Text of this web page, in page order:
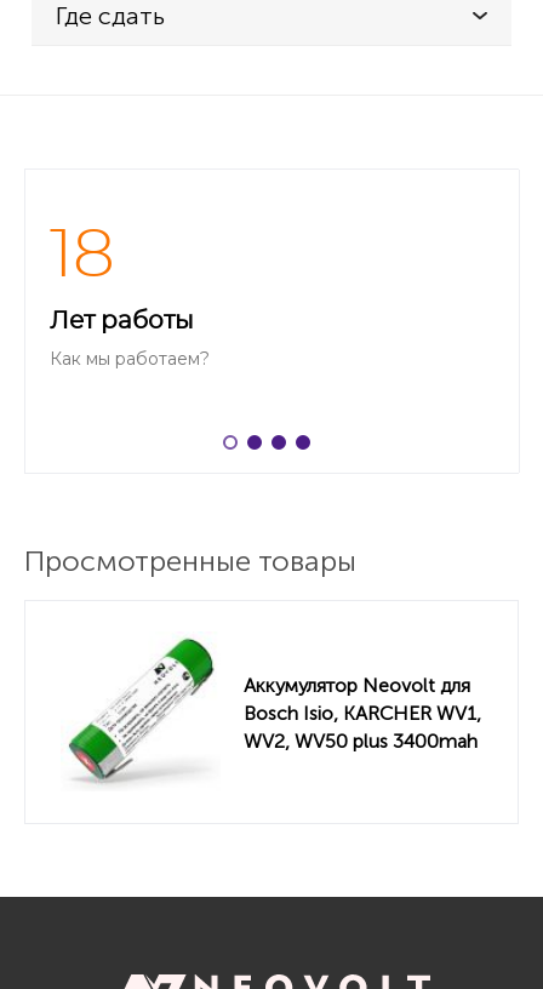
RELAXDAYS
STEINEL
Neo 1
TIMBERTECH
RSSR01
Windomatic Fenstersauger
Power Finesse 30B
Power Finesse 30R
Power Finesse 50
Где сдать
18
Лет работы
Как мы работаем?
Просмотренные товары
Аккумулятор Neovolt для
Bosch Isio, KARCHER WV1,
WV2, WV50 plus 3400mah